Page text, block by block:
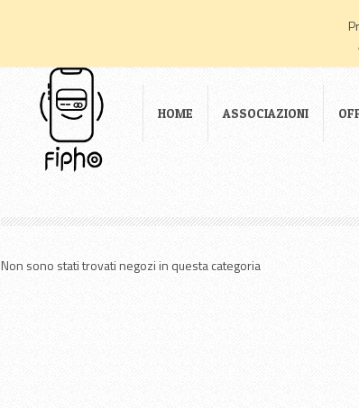
Usiamo solo Cookie tecnici, non di
HOME ASSOCIAZIONI
Non sono stati trovati negozi in questa categoria